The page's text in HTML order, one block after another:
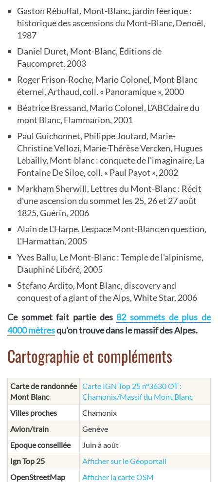
Gaston Rébuffat, Mont-Blanc, jardin féerique :
historique des ascensions du Mont-Blanc, Denoël,
1987
Daniel Duret, Mont-Blanc, Éditions de
Faucompret, 2003
Roger Frison-Roche, Mario Colonel, Mont Blanc
éternel, Arthaud, coll. « Panoramique », 2000
Béatrice Bressand, Mario Colonel, L'ABCdaire du
mont Blanc, Flammarion, 2001
Paul Guichonnet, Philippe Joutard, Marie-
Christine Vellozi, Marie-Thérèse Vercken, Hugues
Lebailly, Mont-blanc : conquete de l'imaginaire, La
Fontaine De Siloe, coll. « Paul Payot », 2002
Markham Sherwill, Lettres du Mont-Blanc : Récit
d'une ascension du sommet les 25, 26 et 27 août
1825, Guérin, 2006
Alain de L'Harpe, L'espace Mont-Blanc en question,
L'Harmattan, 2005
Yves Ballu, Le Mont-Blanc : Temple de l'alpinisme,
Dauphiné Libéré, 2005
Stefano Ardito, Mont Blanc, discovery and
conquest of a giant of the Alps, White Star, 2006
Ce sommet fait partie des 82 sommets de plus de
4000 mètresqu'on trouve dans le massif des Alpes.
Cartographie et compléments
Carte de randonnée
Mont Blanc
Carte IGN Top 25 n°3630 OT :
Chamonix/Massif du Mont Blanc
Villes proches
Chamonix
Avion/train
Genève
Epoque conseillée
Juin à août
Ign Top 25
Afficher sur le Géoportail
OpenStreetMap
Afficher la carte OSM